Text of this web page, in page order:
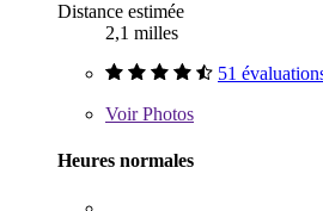
Distance estimée
2,1 milles
51
VoirPhotos
Heures normales